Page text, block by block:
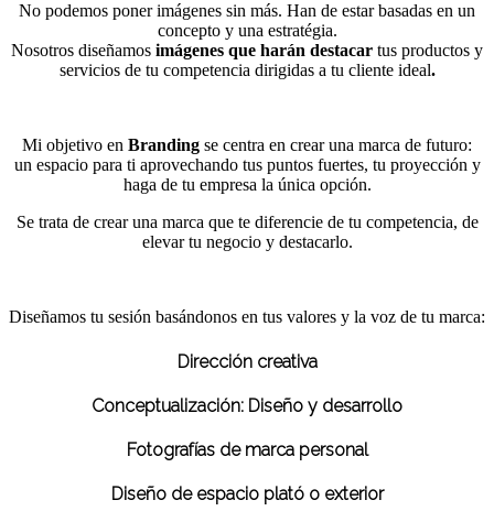
No podemos poner imágenes sin más. Han de estar basadas en un
concepto y una estratégia.
Nosotros diseñamos imágenes que harán destacar tus productos y
servicios de tu competencia dirigidas a tu cliente ideal.
Mi objetivo en Branding se centra en crear una marca de futuro:
un espacio para ti aprovechando tus puntos fuertes, tu proyección y
haga de tu empresa la única opción.
Se trata de crear una marca que te diferencie de tu competencia, de
elevar tu negocio y destacarlo.
Diseñamos tu sesión basándonos en tus valores y la voz de tu marca:
Dirección creativa
Conceptualización: Diseño y desarrollo
Fotografías de marca personal
Diseño de espacio plató o exterior